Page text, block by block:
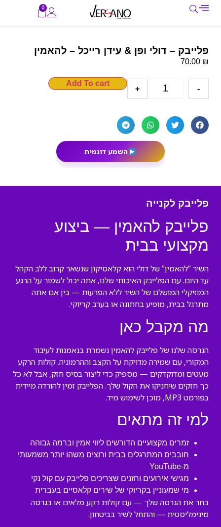
0
פלייבק – דולי ופן & עידן רייכל – להאמין
70.00 ₪
-
+
Add To cart
השמע דוגמית
פלייבק לקנייה
פלייבק להאמין — ביצוע
מקצועי בבית
השיר “להאמין” של דולי הוא קלאסיקון שנשאר קרוב ללב הקהל
עד היום. עם הפלייבק האיכותי שלנו, אתה יכול לשמור על הרגע
המוזיקלי המושלם של השיר ללא הפרעות — בין אם אתה
מתרגל בבית, מופיע בחתונה או בערב קריוקי.
מה מקבל כאן
הגרסה שלנו של פלייבק להאמין נשמרת בנאמנות לעיבוד
המקורי, עם שמירה מדויקת על הקצב וההרמוניה. קולות הרקע
מעטים ומדוקדקים — מספיק כדי ליצור בסיס חזק, אבל לא כל
כך חזקים שיחניקו את הקול שלך. הפלייבק זמין להורדה מיידית
בפורמט MP3, מוכן לשימוש מיד.
למי זה מתאים
זמרים מקצועיים הדורשים ליווי אמין וברמה גבוהה
חובבים המתרגלים בבית ורוצים משהו יותר משמעותי
מ-YouTube
מגישי אירועים וחזנים שצריכים פלייבק עם קול נקי
מי שמעוניין בקריוקי של שירים קלאסיים בעברית
בחר את הגרסה שלך — עם קולות רקע מלאים או בגרסה
מינימליסטית — והתחל לשיר בביטחון.